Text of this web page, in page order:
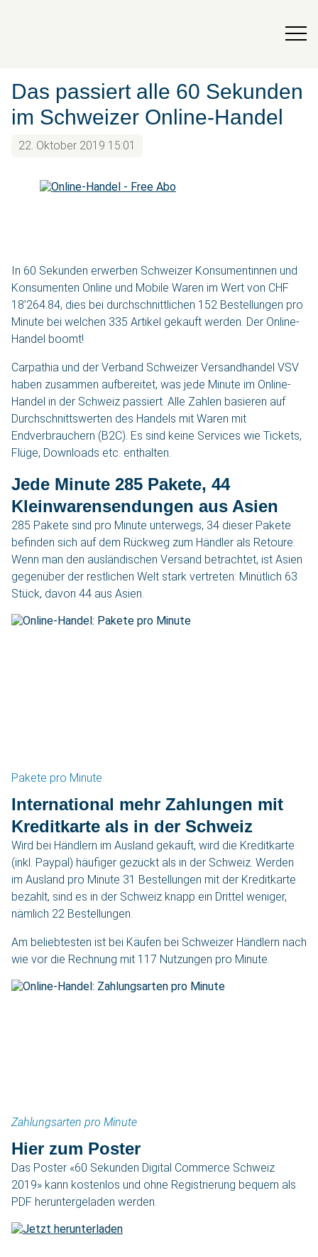
Das passiert alle 60 Sekunden
im Schweizer Online-Handel
22. Oktober 2019 15:01
In 60 Sekunden erwerben Schweizer Konsumentinnen und
Konsumenten Online und Mobile Waren im Wert von CHF
18’264.84, dies bei durchschnittlichen 152 Bestellungen pro
Minute bei welchen 335 Artikel gekauft werden. Der Online-
Handel boomt!
Carpathia und der Verband Schweizer Versandhandel VSV
haben zusammen aufbereitet, was jede Minute im Online-
Handel in der Schweiz passiert. Alle Zahlen basieren auf
Durchschnittswerten des Handels mit Waren mit
Endverbrauchern (B2C). Es sind keine Services wie Tickets,
Flüge, Downloads etc. enthalten.
Jede Minute 285 Pakete, 44
Kleinwarensendungen aus Asien
285 Pakete sind pro Minute unterwegs, 34 dieser Pakete
befinden sich auf dem Rückweg zum Händler als Retoure.
Wenn man den ausländischen Versand betrachtet, ist Asien
gegenüber der restlichen Welt stark vertreten: Minütlich 63
Stück, davon 44 aus Asien.
Pakete pro Minute
International mehr Zahlungen mit
Kreditkarte als in der Schweiz
Wird bei Händlern im Ausland gekauft, wird die Kreditkarte
(inkl. Paypal) häufiger gezückt als in der Schweiz. Werden
im Ausland pro Minute 31 Bestellungen mit der Kreditkarte
bezahlt, sind es in der Schweiz knapp ein Drittel weniger,
nämlich 22 Bestellungen.
Am beliebtesten ist bei Käufen bei Schweizer Händlern nach
wie vor die Rechnung mit 117 Nutzungen pro Minute.
Zahlungsarten pro Minute
Hier zum Poster
Das Poster «60 Sekunden Digital Commerce Schweiz
2019» kann kostenlos und ohne Registrierung bequem als
PDF heruntergeladen werden.